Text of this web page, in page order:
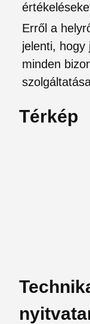
Erről a
jelenti, hogy
minden
Térkép